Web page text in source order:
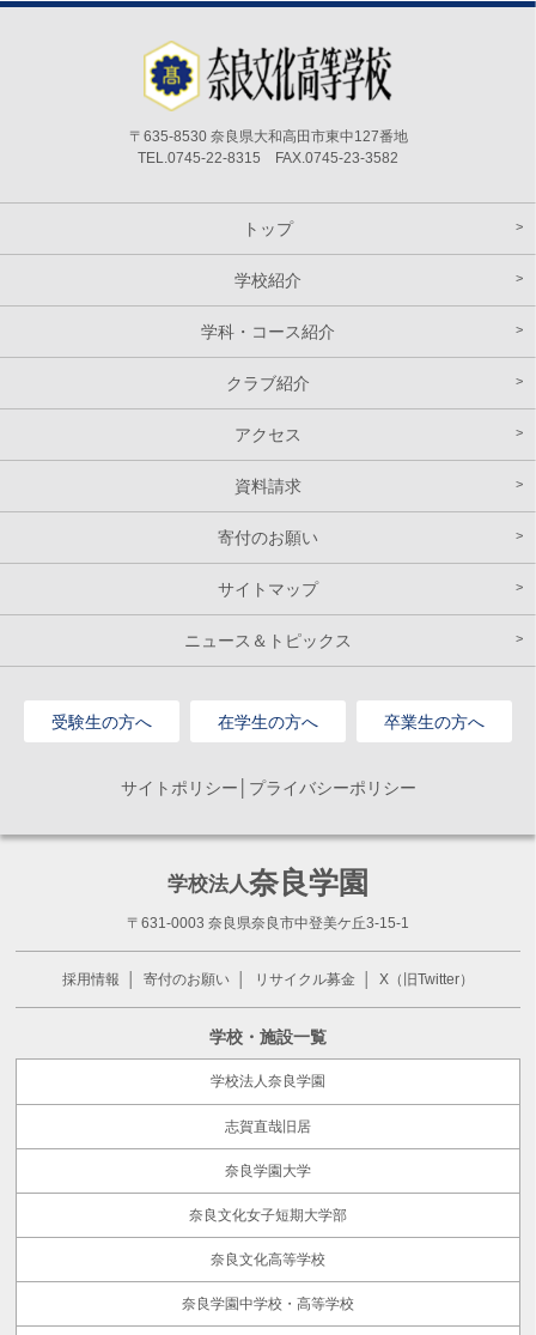
〒635-8530 奈良県大和高田市東中127番地
TEL.0745-22-8315 FAX.0745-23-3582
トップ
学校紹介
学科・コース紹介
クラブ紹介
アクセス
資料請求
寄付のお願い
サイトマップ
ニュース＆トピックス
受験生の方へ 在学生の方へ 卒業生の方へ
サイトポリシー│プライバシーポリシー
学校法人奈良学園
〒631-0003 奈良県奈良市中登美ケ丘3-15-1
採用情報 寄付のお願い リサイクル募金 X（旧Twitter）
学校・施設一覧
学校法人奈良学園
志賀直哉旧居
奈良学園大学
奈良文化女子短期大学部
奈良文化高等学校
奈良学園中学校・高等学校